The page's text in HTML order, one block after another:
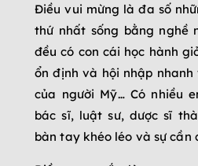
Điều vui mừng là đa số
thứ nhất sống bằng nghề
đều có con cái học hành
ổn định và hội nhập
của người Mỹ… Có nhiều
bác sĩ, luật sư, dược sĩ
bàn tay khéo léo và sự cần